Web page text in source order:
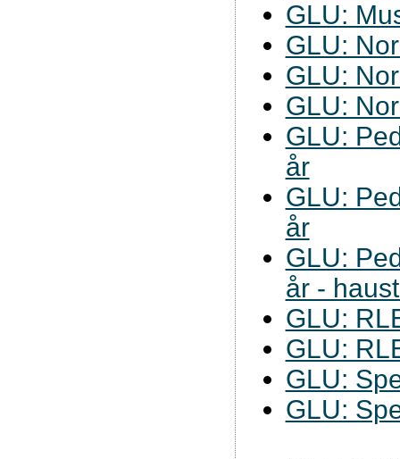
GLU:
GLU:
GLU:
GLU:
GLU:
år
GLU:
år
GLU:
år -
GLU:
GLU:
GLU:
GLU: